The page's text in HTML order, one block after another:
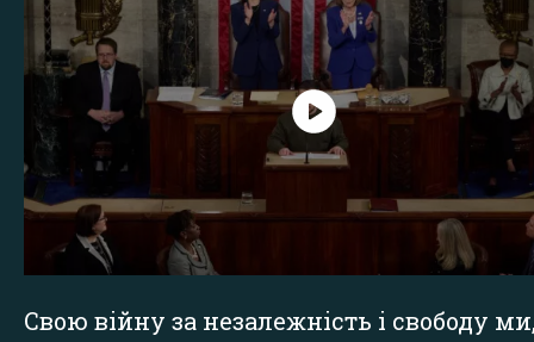
Свою війну за незалежність і свободу